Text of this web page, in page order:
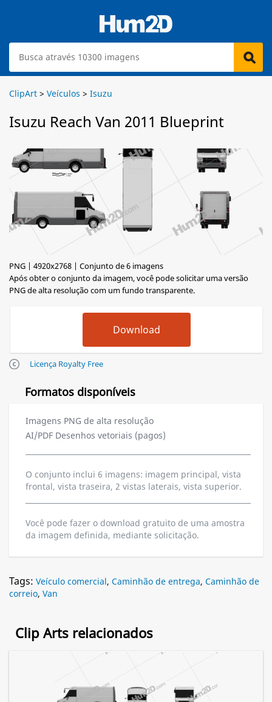
ClipArt > Veículos > Isuzu
Isuzu Reach Van 2011 Blueprint
PNG | 4920x2768 | Conjunto de 6 imagens
Após obter o conjunto da imagem, você pode solicitar uma versão
PNG de alta resolução com um fundo transparente.
Licença Royalty Free
Formatos disponíveis
Imagens PNG de alta resolução
AI/PDF Desenhos vetoriais (pagos)
O conjunto inclui 6 imagens: imagem principal, vista
frontal, vista traseira, 2 vistas laterais, vista superior.
Você pode fazer o download gratuito de uma amostra
da imagem definida, mediante solicitação.
Tags: Veículo comercial, Caminhão de entrega, Caminhão de
correio, Van
Clip Arts relacionados